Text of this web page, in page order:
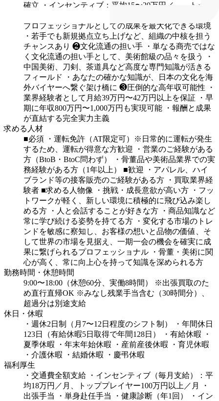
確立
・インセンティブ：平均15〜20万円／月、トップ
プロフェッショナルとしての成果を最大化できる環境
・若手でも新規拠点立ち上げなど、組織の中核を担う
チャンスあり ❷文化流通の担い手
・単なる商売ではな
く文化流通の担い手として、美術館級の品々を扱う
・
中国美術、刀剣、茶道具など高度な専門知識が活きる
フィールド
・あなたの確かな知識が、日本の文化を海
外バイヤーへ繋ぐ架け橋に ❸圧倒的な高年収可能性
・
業界経験者として月給39万円〜42万円以上を保証
・早
期に年収800万円〜1,000万円も実現可能
・報酬と成果
が直結する完全実力主義
求める人材
■必須
・運転免許（AT限定可）※日常的に運転が発生
するため、運転が得意な方歓迎
・営業のご経験がある
方（BtoB・BtoC問わず）
・骨董品や美術品業界での実
務経験がある方（1年以上）
■歓迎
・アパレル、ハイ
ブランド等の接客販売のご経験がある方
・買取業界経
験者 ■求める人物像 ・挑戦・成長意欲が高い方
・フッ
トワークが軽く、新しい環境に積極的に飛び込み楽し
める方
・人と会話することが好きな方
・商品知識など
常に学び続ける姿勢を持てる方
・変化する市場のトレ
ンドを敏感に察知し、お客様の想いと品物の価値、そ
して世界の市場を見据え、一期一会の機会を確実に成
果に繋げられるプロフェッショナル
・骨董・美術に関
心が高く、常に向上心を持って知識を深められる方
勤務時間・休憩時間
9:00〜18:00（休憩60分、実働8時間）
※出張買取のた
め直行直帰OK ※みなし残業手当含む（30時間分）、
超過分は別途支給
休日・休暇
・週休2日制（月7〜12日程度のシフト制）
・年間休日
123日（有給休暇5日取得で年間128日）
・有給休暇
・
夏季休暇
・年末年始休暇 ・産前産後休暇
・育児休暇
・介護休暇
・結婚休暇
・慶弔休暇
福利厚生
・交通費全額支給
・インセンティブ（毎月支給）：平
均18万円／月、トッププレイヤー100万円以上／月
・
出張手当
・単身赴任手当 ・健康診断（年1回）
・イン